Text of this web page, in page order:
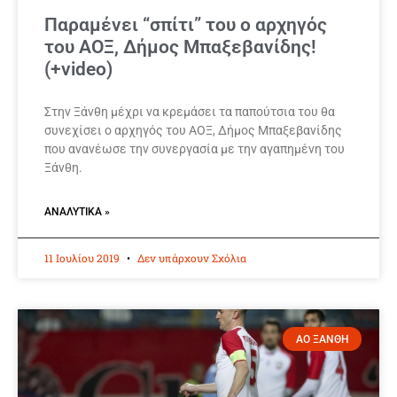
Παραμένει “σπίτι” του ο αρχηγός
του ΑΟΞ, Δήμος Μπαξεβανίδης!
(+video)
Στην Ξάνθη μέχρι να κρεμάσει τα παπούτσια του θα
συνεχίσει ο αρχηγός του ΑΟΞ, Δήμος Μπαξεβανίδης
που ανανέωσε την συνεργασία με την αγαπημένη του
Ξάνθη.
ΑΝΑΛΥΤΙΚΆ »
11 Ιουλίου 2019 Δεν υπάρχουν Σχόλια
ΑΟ ΞΑΝΘΗ